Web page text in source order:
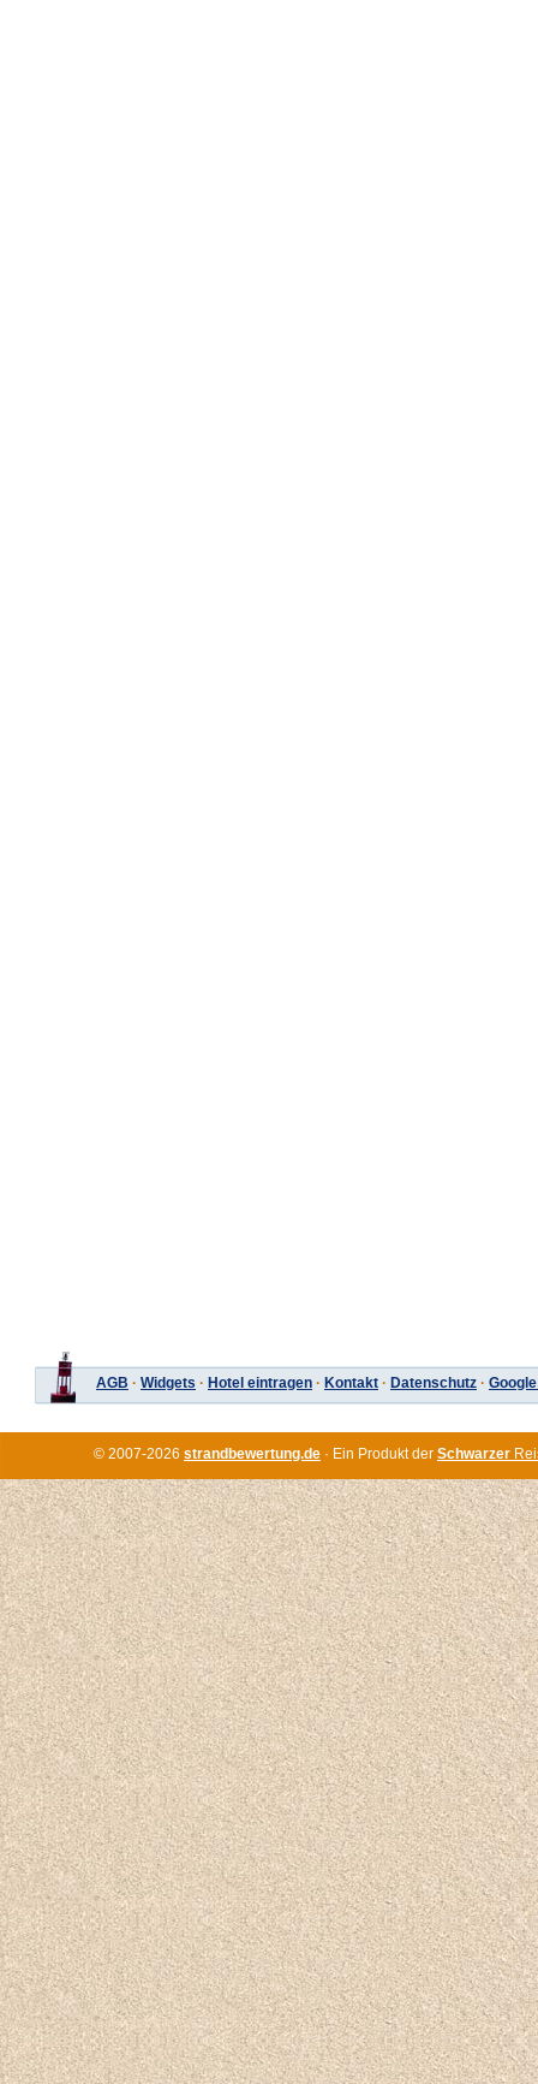
AGB · Widgets · Hotel eintragen · Kontakt · Datenschutz ·
© 2007-2026 strandbewertung.de · Ein Produkt der Schwarzer